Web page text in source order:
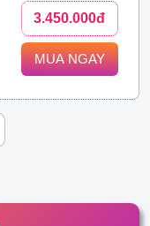
3.450.000đ
MUA NGAY